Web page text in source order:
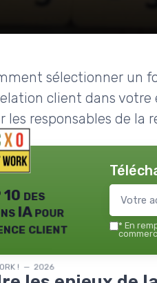
sélectionner un
client dans
les responsables de la
10 des
IA pour
client
! — 2026
* En